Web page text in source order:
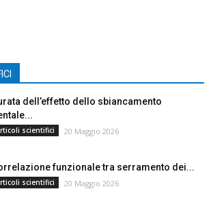
dell’effetto dello sbiancamento
scientifici 20 Maggio 2026
funzionale tra serramento dei...
scientifici 20 Maggio 2026